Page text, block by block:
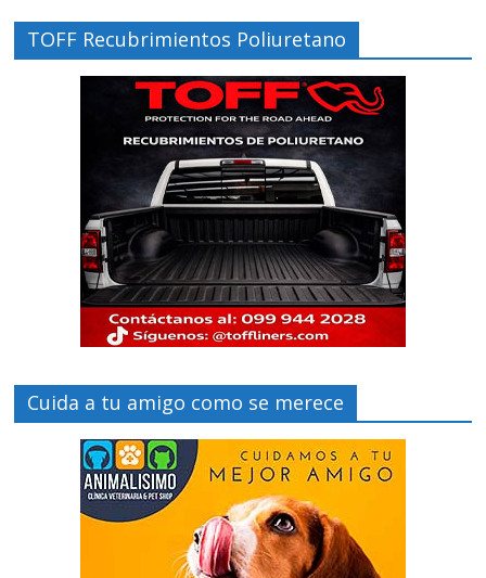
TOFF Recubrimientos Poliuretano
Cuida a tu amigo como se merece